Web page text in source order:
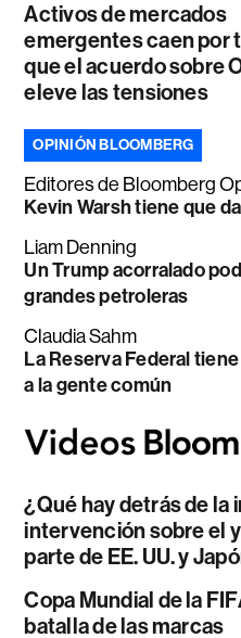
Activos de mercados
emergentes caen por
que el acuerdo sobre
eleve las tensiones
OPINIÓN BLOOMBERG
Editores de Bloomberg
Kevin Warsh tiene que
Liam Denning
Un Trump acorralado
grandes petroleras
Claudia Sahm
La Reserva Federal
a la gente común
¿Qué hay detrás de la
intervención sobre el
parte de EE. UU. y
Copa Mundial de la
batalla de las marcas